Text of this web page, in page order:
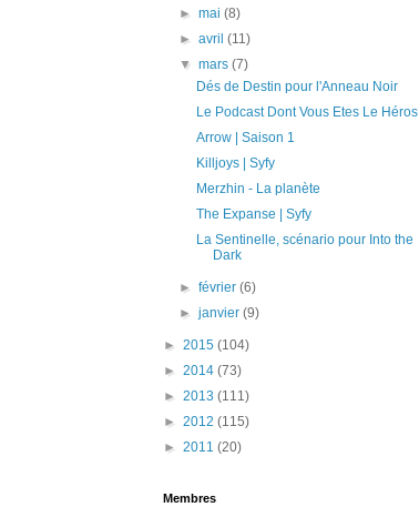
►mai(8)
►avril(11)
▼mars(7)
Dés de Destin pour l'Anneau Noir
Le Podcast Dont Vous Etes Le Héros
Arrow | Saison 1
Killjoys | Syfy
Merzhin - La planète
The Expanse | Syfy
La Sentinelle, scénario pour Into the
Dark
►février(6)
►janvier(9)
► 2015 (104)
► 2014 (73)
► 2013 (111)
► 2012 (115)
► 2011 (20)
Membres